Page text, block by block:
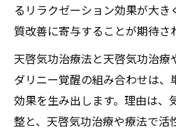
るリラクゼーション効果が大
質改善に寄与することが期待さ
天啓気功治療法と天啓気功治療
ダリニー覚醒の組み合わせは
効果を生み出します。理由は、
整と、天啓気功治療や療法で活